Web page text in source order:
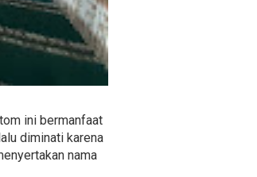
ini bermanfaat
diminati karena
nama